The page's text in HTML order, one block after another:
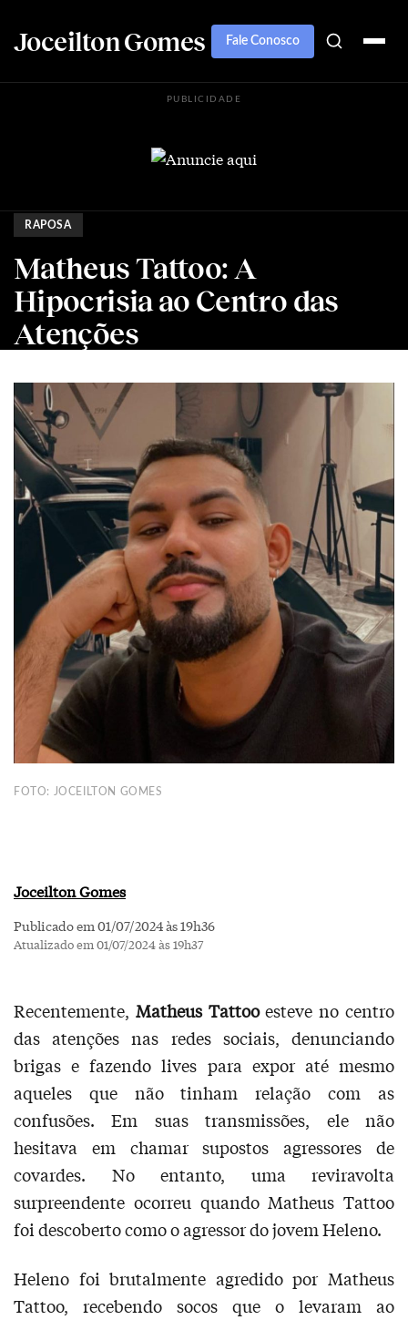
Joceilton Gomes Fale Conosco
PUBLICIDADE
RAPOSA
Matheus Tattoo: A
Hipocrisia ao Centro das
Atenções
FOTO: JOCEILTON GOMES
Joceilton Gomes
Publicado em 01/07/2024 às 19h36
Atualizado em 01/07/2024 às 19h37
Recentemente, Matheus Tattooesteve no centro
das atenções nas redes sociais, denunciando
brigas e fazendo lives para expor até mesmo
aqueles que não tinham relação com as
confusões. Em suas transmissões, ele não
hesitava em chamar supostos agressores de
covardes. No entanto, uma reviravolta
surpreendente ocorreu quando Matheus Tattoo
foi descoberto como o agressor do jovem Heleno.
Heleno foi brutalmente agredido por Matheus
Tattoo, recebendo socos que o levaram ao